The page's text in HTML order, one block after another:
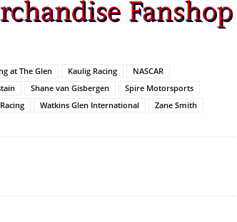
at The Glen Kaulig Racing
NASCAR
Shane van Gisbergen
Spire Motorsports
Watkins Glen International Zane Smith